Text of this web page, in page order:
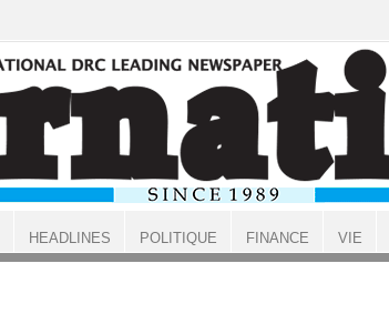
HEADLINES POLITIQUE FINANCE VIE